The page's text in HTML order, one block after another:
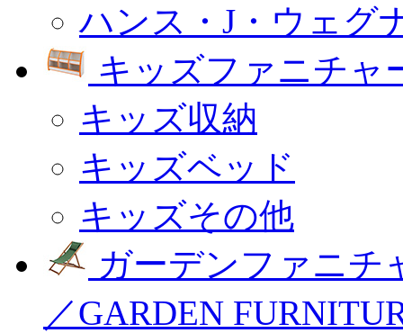
ハンス・J・ウェグ
キッズファニチャ
キッズ収納
キッズベッド
キッズその他
ガーデンファニチ
／GARDEN